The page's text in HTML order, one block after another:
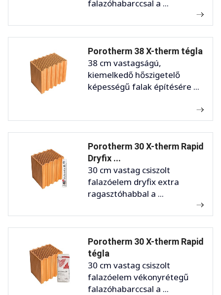
falazóhabarccsal a ...
Porotherm 38 X-therm tégla
38 cm vastagságú,
kiemelkedő hőszigetelő
képességű falak építésére ...
Porotherm 30 X-therm Rapid
Dryfix ...
30 cm vastag csiszolt
falazóelem dryfix extra
ragasztóhabbal a ...
Porotherm 30 X-therm Rapid
tégla
30 cm vastag csiszolt
falazóelem vékonyrétegű
falazóhabarccsal a ...